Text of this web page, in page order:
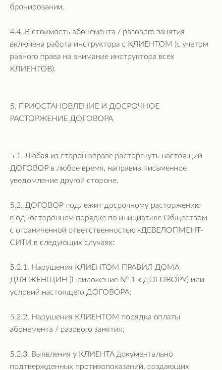
бронировании.
4.4. В стоимость абонемента / разового занятия
включена работа инструктора с КЛИЕНТОМ (с учетом
равного права на внимание инструктора всех
КЛИЕНТОВ).
5. ПРИОСТАНОВЛЕНИЕ И ДОСРОЧНОЕ
РАСТОРЖЕНИЕ ДОГОВОРА
5.1. Любая из сторон вправе расторгнуть настоящий
ДОГОВОР в любое время, направив письменное
уведомление другой стороне.
5.2. ДОГОВОР подлежит досрочному расторжению
в одностороннем порядке по инициативе Обществом
с ограниченной ответственностью «ДЕВЕЛОПМЕНТ-
СИТИ в следующих случаях:
5.2.1. Нарушения КЛИЕНТОМ ПРАВИЛ ДОМА
ДЛЯ ЖЕНЩИН (Приложение № 1 к ДОГОВОРУ) или
условий настоящего ДОГОВОРА;
5.2.2. Нарушения КЛИЕНТОМ порядка оплаты
абонемента / разового занятия;
5.2.3. Выявления у КЛИЕНТА документально
подтвержденных противопоказаний, создающих